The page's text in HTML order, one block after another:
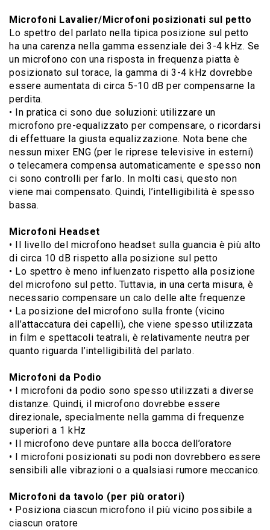
Microfoni Lavalier/Microfoni posizionati sul petto
Lo spettro del parlato nella tipica posizione sul petto
ha una carenza nella gamma essenziale dei 3-4 kHz. Se
un microfono con una risposta in frequenza piatta è
posizionato sul torace, la gamma di 3-4 kHz dovrebbe
essere aumentata di circa 5-10 dB per compensarne la
perdita.
• In pratica ci sono due soluzioni: utilizzare un
microfono pre-equalizzato per compensare, o ricordarsi
di effettuare la giusta equalizzazione. Nota bene che
nessun mixer ENG (per le riprese televisive in esterni)
o telecamera compensa automaticamente e spesso non
ci sono controlli per farlo. In molti casi, questo non
viene mai compensato. Quindi, l’intelligibilità è spesso
bassa.
Microfoni Headset
• Il livello del microfono headset sulla guancia è più alto
di circa 10 dB rispetto alla posizione sul petto
• Lo spettro è meno influenzato rispetto alla posizione
del microfono sul petto. Tuttavia, in una certa misura, è
necessario compensare un calo delle alte frequenze
• La posizione del microfono sulla fronte (vicino
all’attaccatura dei capelli), che viene spesso utilizzata
in film e spettacoli teatrali, è relativamente neutra per
quanto riguarda l’intelligibilità del parlato.
Microfoni da Podio
• I microfoni da podio sono spesso utilizzati a diverse
distanze. Quindi, il microfono dovrebbe essere
direzionale, specialmente nella gamma di frequenze
superiori a 1 kHz
• Il microfono deve puntare alla bocca dell’oratore
• I microfoni posizionati su podi non dovrebbero essere
sensibili alle vibrazioni o a qualsiasi rumore meccanico.
Microfoni da tavolo (per più oratori)
• Posiziona ciascun microfono il più vicino possibile a
ciascun oratore